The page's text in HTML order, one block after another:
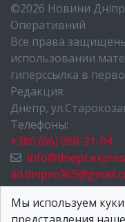
©2026 Новини
Оперативний
Все права
использовании
гиперссылка в
Редакция:
Днепр,
Телефоны:
+380 (66) 068-21-04
НОВОСТИ ДНЕПРА
Мы используем